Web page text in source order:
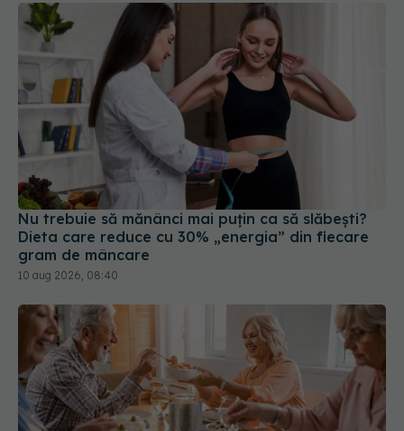
Nu trebuie să mănânci mai puțin ca să slăbești?
Dieta care reduce cu 30% „energia” din fiecare
gram de mâncare
10 aug 2026, 08:40